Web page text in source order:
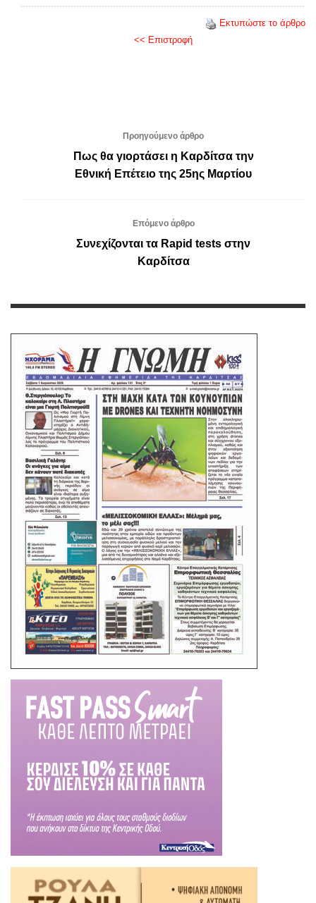
Εκτυπώστε το άρθρο
<< Επιστροφή
Προηγούμενο άρθρο
Πως θα γιορτάσει η Καρδίτσα την
Εθνική Επέτειο της 25ης Μαρτίου
Επόμενο άρθρο
Συνεχίζονται τα Rapid tests στην
Καρδίτσα